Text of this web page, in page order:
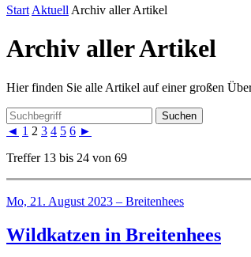
Start Aktuell Archiv aller Artikel
Archiv aller Artikel
Hier finden Sie alle Artikel auf einer großen
Suchen
◄ 1 2 3 4 5 6 ►
Treffer 13 bis 24 von 69
Mo, 21. August 2023 – Breitenhees
Wildkatzen in Breitenhees